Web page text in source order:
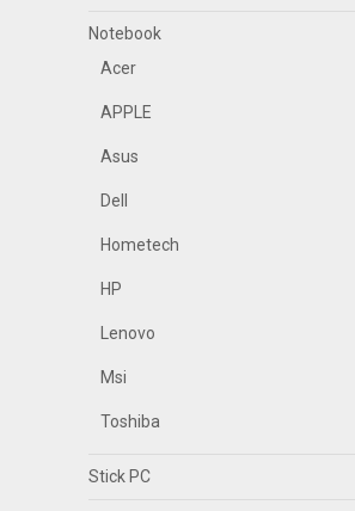
Notebook
Acer
APPLE
Asus
Dell
Hometech
HP
Lenovo
Msi
Toshiba
Stick PC